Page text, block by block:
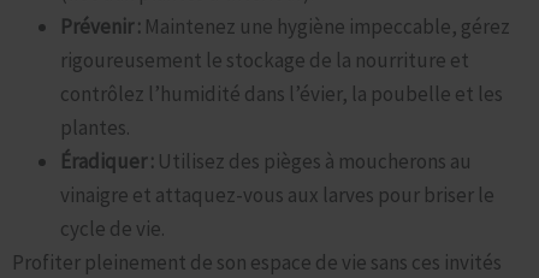
Prévenir : Maintenez une hygiène impeccable, gérez
rigoureusement le stockage de la nourriture et
contrôlez l’humidité dans l’évier, la poubelle et les
plantes.
Éradiquer : Utilisez des pièges à moucherons au
vinaigre et attaquez-vous aux larves pour briser le
cycle de vie.
Profiter pleinement de son espace de vie sans ces invités